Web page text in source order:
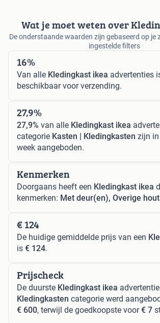
Wat je moet weten over
De onderstaande waarden zijn gebaseerd op je
ingestelde filters
16%
Van alle Kledingkast ikea advertenties
beschikbaar voor verzending.
27,9%
27,9% van alle Kledingkast ikea
categorie Kasten | Kledingkasten zijn
week aangeboden.
Kenmerken
Doorgaans heeft een Kledingkast ikea
kenmerken: Met deur(en), Overige
€ 124
De huidige gemiddelde prijs van een
is € 124.
Prijscheck
De duurste Kledingkast ikea
Kledingkasten categorie werd
€ 600, terwijl de goedkoopste voor€ 7